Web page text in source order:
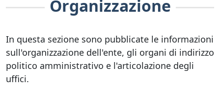
Organizzazione
In questa sezione sono pubblicate le informazioni
sull'organizzazione dell'ente, gli organi di indirizzo
politico amministrativo e l'articolazione degli
uffici.